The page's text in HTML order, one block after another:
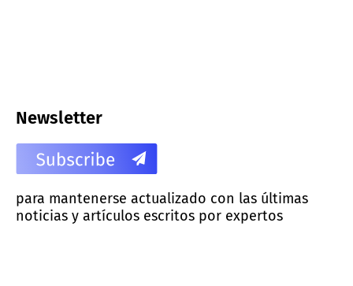
Newsletter
para mantenerse actualizado con las últimas
noticias y artículos escritos por expertos